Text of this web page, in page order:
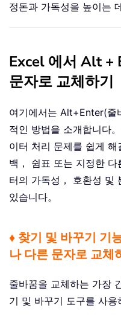
정돈과 가독성을 높이는
Excel 에서 Alt +
문자로 교체하기
여기에서는 Alt+Enter(줄
적인 방법을 소개합니다
이터 처리 문제를 쉽게
백， 쉼표 또는 지정한
터의 가독성， 호환성 및
있습니다。
♦ 찾기 및 바꾸기 기
나 다른 문자로 교체
줄바꿈을 교체하는 가장
기 및 바꾸기 도구를 사용